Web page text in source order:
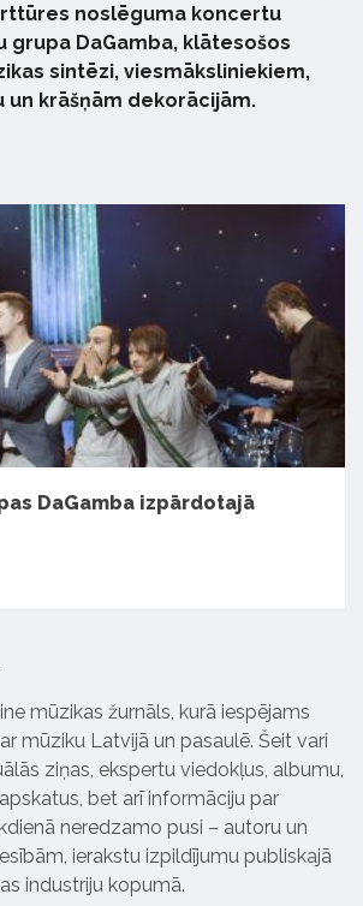
noslēguma koncertu
grupa DaGamba, klātesošos
sintēzi, viesmāksliniekiem,
un krāšņām dekorācijām.
DaGamba izpārdotajā
mūzikas žurnāls, kurā iespējams
mūziku Latvijā un pasaulē. Šeit vari
ziņas, ekspertu viedokļus, albumu,
bet arī informāciju par
neredzamo pusi – autoru un
ierakstu izpildījumu publiskajā
industriju kopumā.